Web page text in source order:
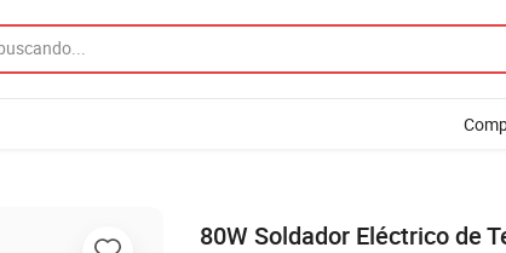
80W Soldador Eléctrico de